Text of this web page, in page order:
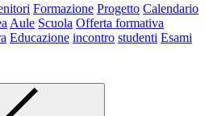
Formazione Progetto Calendario
Aule Scuola Offerta formativa
Educazione incontro studenti Esami